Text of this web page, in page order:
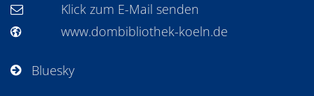
Klick zum E-Mail senden
www.dombibliothek-koeln.de
Bluesky